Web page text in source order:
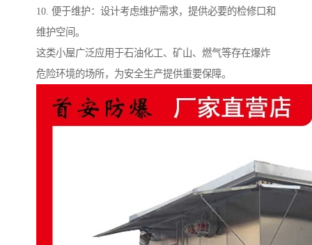
10. 便于维护：设计考虑维护需求，提供必要的检修口和
维护空间。
这类小屋广泛应用于石油化工、矿山、燃气等存在爆炸
危险环境的场所，为安全生产提供重要保障。